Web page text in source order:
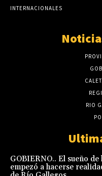
INTERNACIONALES
RIO
GOBIERNO.. El sueño
empezó a hacerse